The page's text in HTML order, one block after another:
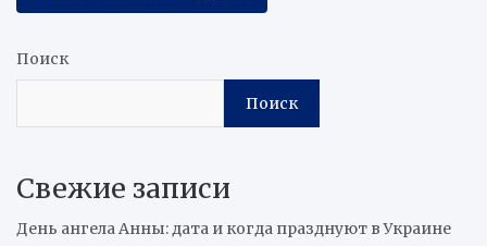
Поиск
Поиск
Свежие записи
День ангела Анны: дата и когда празднуют в Украине